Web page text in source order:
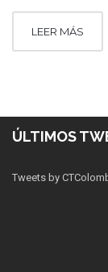
LEER MÁS
ÚLTIMOS
Tweets by